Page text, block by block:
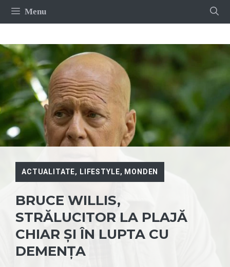
Sari
Menu
ACTUALITATE, LIFESTYLE, MONDEN
BRUCE WILLIS,
STRĂLUCITOR LA PLAJĂ
CHIAR ȘI ÎN LUPTA CU
DEMENȚA